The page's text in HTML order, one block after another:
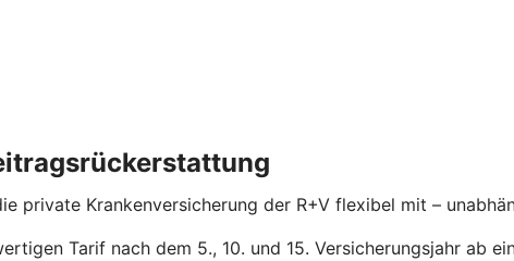
private Krankenversicherung der R+V flexibel mit –
Tarif nach dem 5., 10. und 15. Versicherungsjahr ab